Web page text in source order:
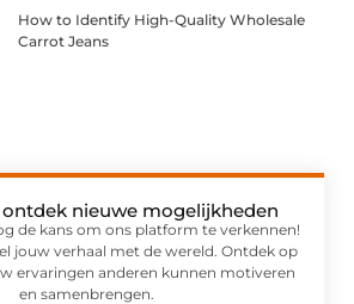
How to Identify High-Quality Wholesale
Carrot Jeans
nieuwe mogelijkheden
de kans om ons platform te verkennen!
jouw verhaal met de wereld. Ontdek op
ervaringen anderen kunnen motiveren
en samenbrengen.